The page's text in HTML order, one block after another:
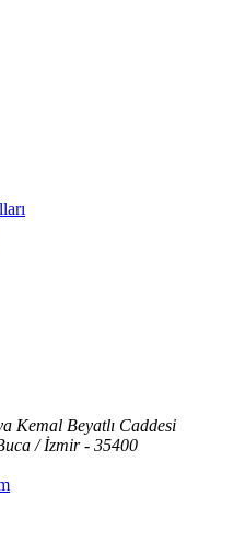
Kemal Beyatlı Caddesi
/ İzmir - 35400